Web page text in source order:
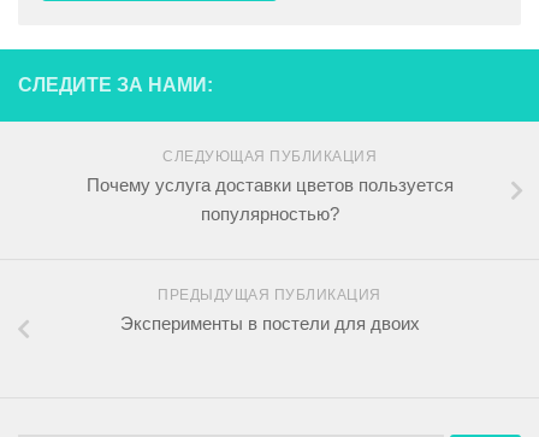
СЛЕДИТЕ ЗА НАМИ:
СЛЕДУЮЩАЯ ПУБЛИКАЦИЯ
Почему услуга доставки цветов пользуется
популярностью?
ПРЕДЫДУЩАЯ ПУБЛИКАЦИЯ
Эксперименты в постели для двоих